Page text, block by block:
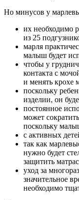
Но минусов у
их необходимо
из 25
марля
малыш будет
чтобы у
контакта с
и менять крохе
поскольку
изделии, он
постоянное
может
поскольку
с активных
так как
нужно будет
защитить
уход за
значительное
необходимо